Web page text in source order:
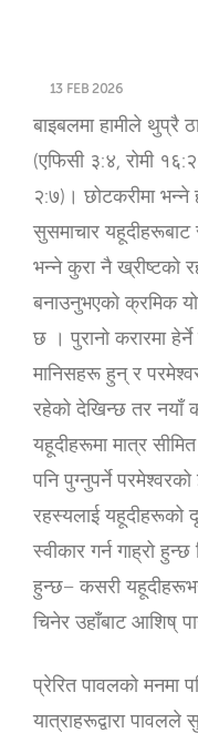
13 FEB 2026
बाइबलमा हामीले थुप्रै
(एफिसी ३:४, रोमी
२:७)। छोटकरीमा भन्‍ने
सुसमाचार
भन्ने कुरा नै ख्रीष्टको
बनाउनुभएको क्रमिक
छ । पुरानो करारमा
मानिसहरू हुन् र
रहेको देखिन्छ तर नयाँ
यहूदीहरूमा मात्र
पनि पुग्नुपर्ने
रहस्यलाई यहूदीहरूको
स्वीकार गर्न गाह्रो
हुन्छ− कसरी
चिनेर उहाँबाट आशिष्
प्रेरित पावलको मनमा
यात्राहरूद्वारा पावलले